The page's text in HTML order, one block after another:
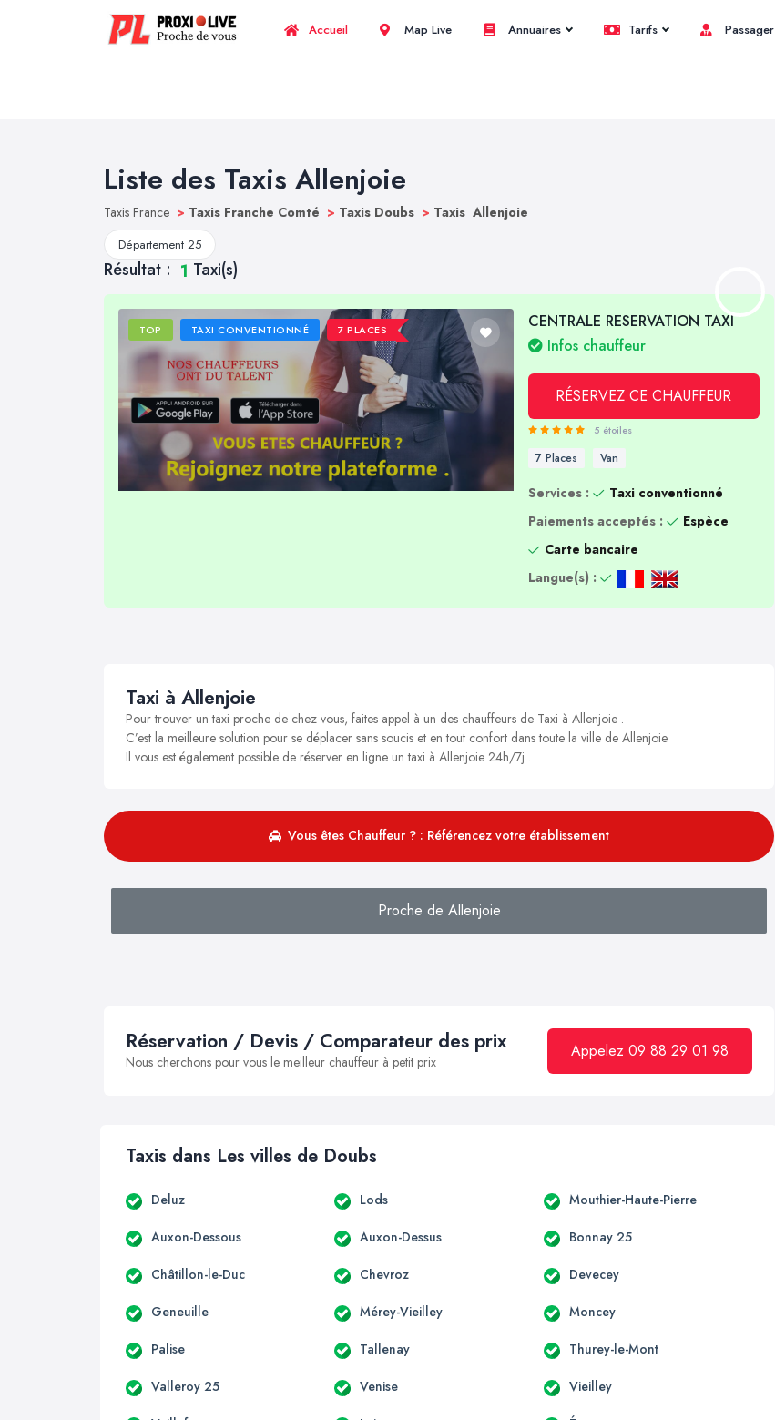
Accueil Map Live Annuaires Tarifs Passager
Liste des Taxis Allenjoie
Taxis France > Taxis Franche Comté > Taxis Doubs > Taxis Allenjoie
Département 25
Résultat : 1 Taxi(s)
TOP TAXI CONVENTIONNÉ 7 PLACES
CENTRALE RESERVATION TAXI
Infos chauffeur
RÉSERVEZ CE CHAUFFEUR
5 étoiles
7 Places Van
Services :
Taxi conventionné
Paiements acceptés :
Espèce
Carte bancaire
Langue(s) :
Taxi à Allenjoie
Pour trouver un taxi proche de chez vous, faites appel à un des chauffeurs de Taxi à Allenjoie .
C’est la meilleure solution pour se déplacer sans soucis et en tout confort dans toute la ville de Allenjoie.
Il vous est également possible de réserver en ligne un taxi à Allenjoie 24h/7j .
Vous êtes Chauffeur ? : Référencez votre établissement
Proche de Allenjoie
Réservation / Devis / Comparateur des prix
Nous cherchons pour vous le meilleur chauffeur à petit prix
Appelez 09 88 29 01 98
Taxis dans Les villes de Doubs
Deluz Lods Mouthier-Haute-Pierre
Auxon-Dessous Auxon-Dessus Bonnay 25
Châtillon-le-Duc Chevroz Devecey
Geneuille Mérey-Vieilley Moncey
Palise Tallenay Thurey-le-Mont
Valleroy 25 Venise Vieilley